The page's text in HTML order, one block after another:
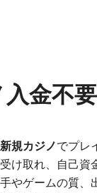
金不
新規カジノでプレ
受け取れ、自己資
手やゲームの質、